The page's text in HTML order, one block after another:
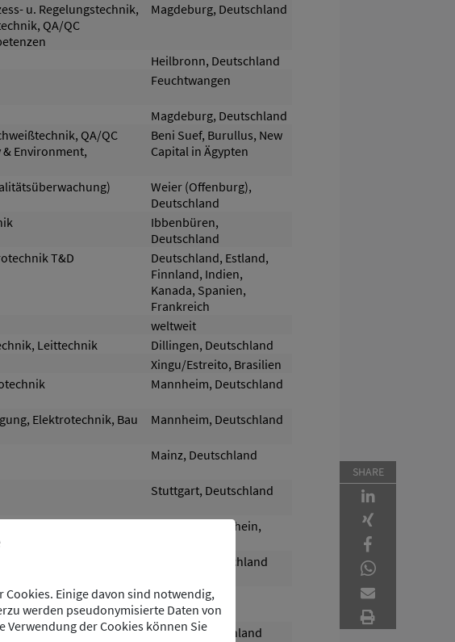
SHARE
u. Regelungstechnik,
QA/QC
Magdeburg, Deutschland
Heilbronn, Deutschland
Feuchtwangen
Magdeburg, Deutschland
QA/QC
Environment,
Beni Suef, Burullus, New
Capital in Ägypten
Weier (Offenburg),
Deutschland
Ibbenbüren,
Deutschland
T&D
Deutschland, Estland,
Finnland, Indien,
Kanada, Spanien,
Frankreich
weltweit
Leittechnik
Dillingen, Deutschland
Xingu/Estreito, Brasilien
Mannheim, Deutschland
Elektrotechnik, Bau
Mannheim, Deutschland
Mainz, Deutschland
Stuttgart, Deutschland
Ingelheim am Rhein,
Bremen, Deutschland
Rüsselsheim,
Deutschland
Profen, Deutschland
Einige davon sind notwendig,
werden pseudonymisierte Daten von
Verwendung der Cookies können Sie